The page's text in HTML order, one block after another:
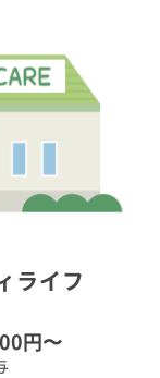
ライフ
円〜